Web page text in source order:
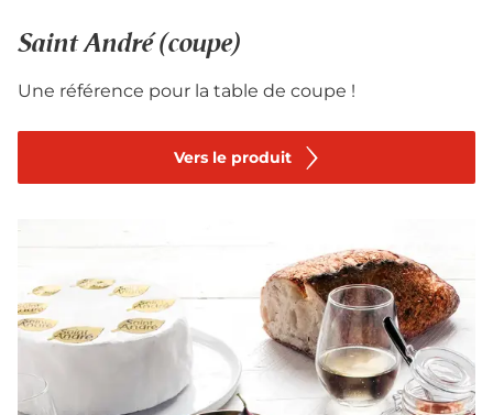
Saint André (coupe)
Une référence pour la table de coupe !
Vers le produit